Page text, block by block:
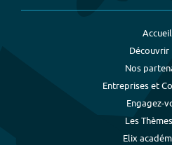
Accueil
Découvrir
Nos
Entreprises et
Engagez-
Les
Elix